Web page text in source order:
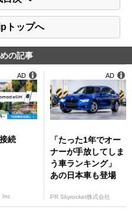
トップへ
の記事
続
Inc
AD
「たった1年でオー
ナーが手放してしま
う車ランキング」
あの日本車も登場
PR Skyrocket株式会社
AD